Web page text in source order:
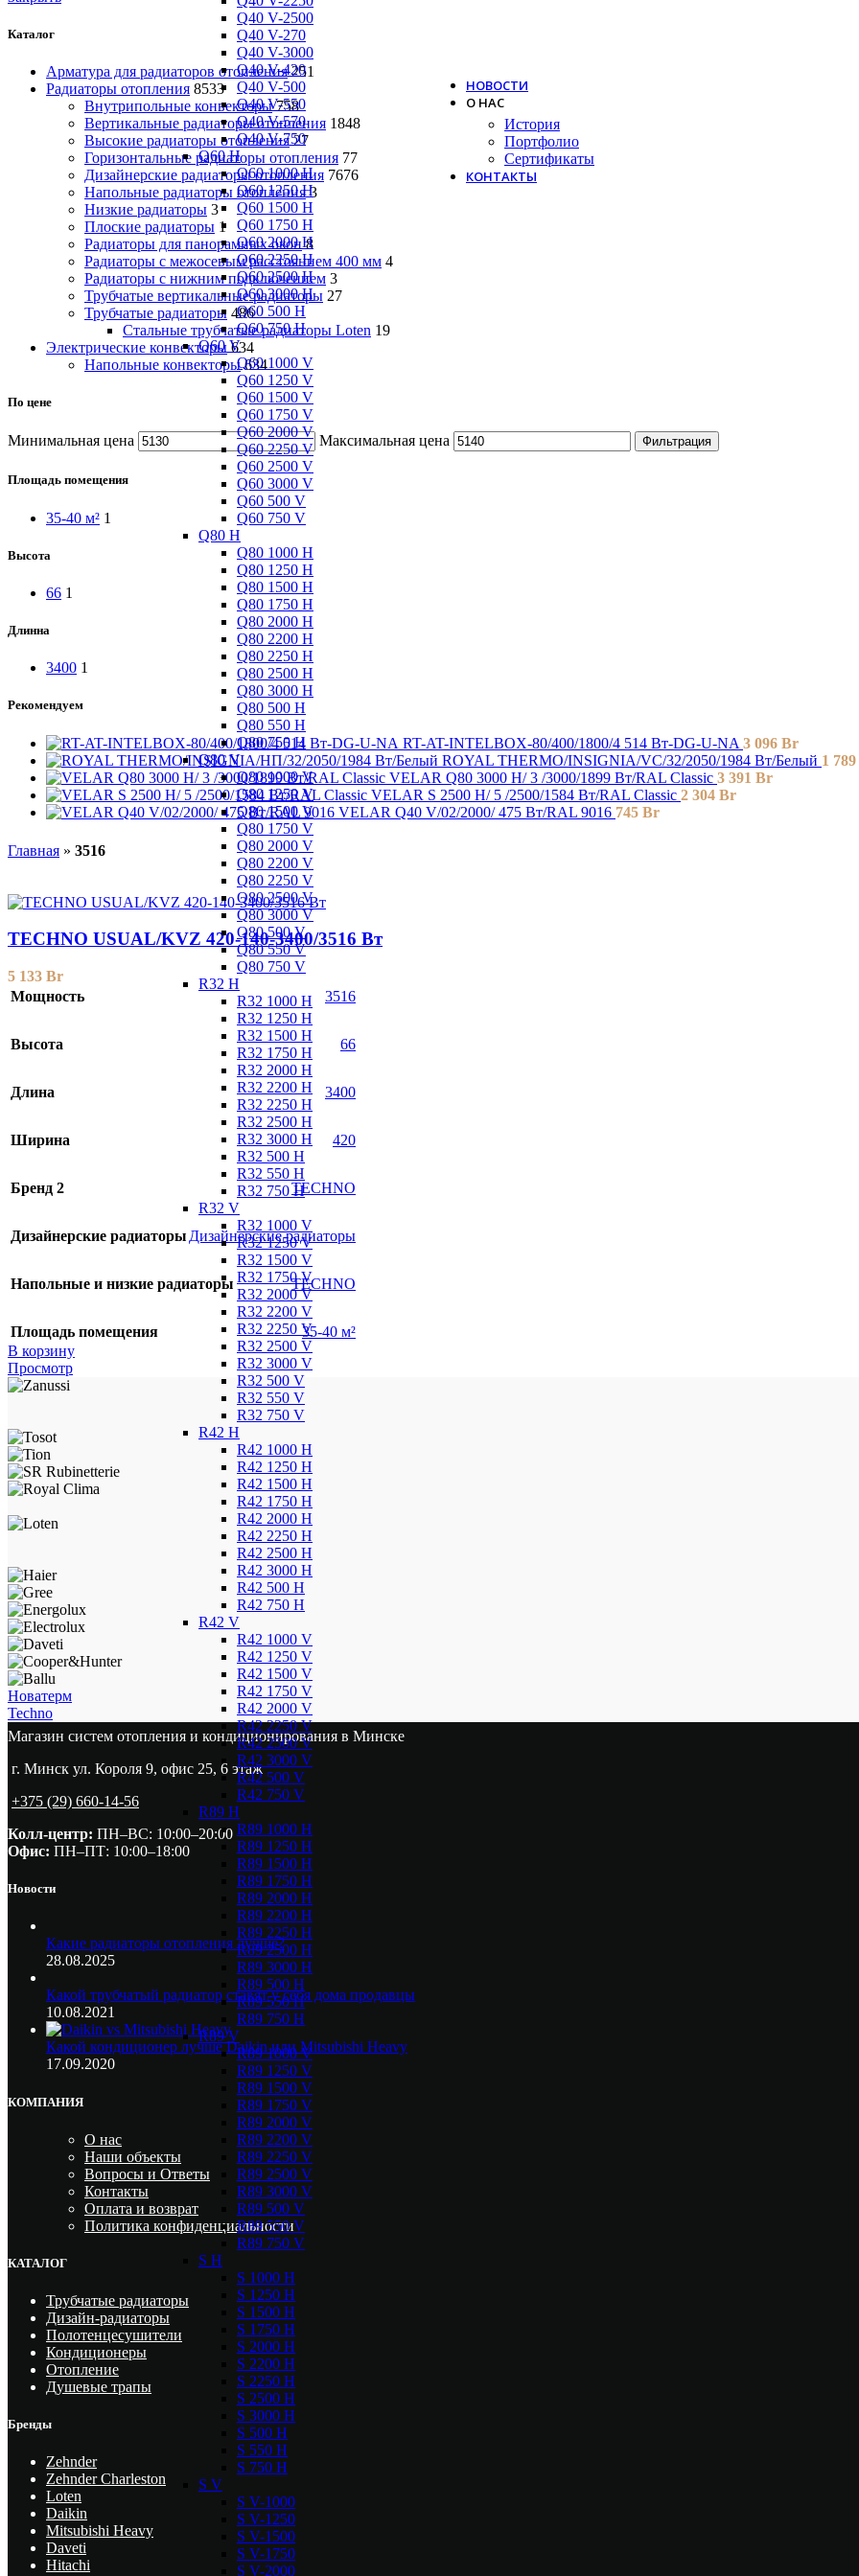
Q40 V-2500
Q40 V-270
Q40 V-3000
Q40 V-420
Q40 V-500
Q40 V-550
Q40 V-570
Q40 V-750
Q60 H
Q60 1000 H
Q60 1250 H
Q60 1500 H
Q60 1750 H
Q60 2000 H
Q60 2250 H
Q60 2500 H
Q60 3000 H
Q60 500 H
Q60 750 H
Q60 V
Q60 1000 V
Q60 1250 V
Q60 1500 V
Q60 1750 V
Q60 2000 V
Q60 2250 V
Q60 2500 V
Q60 3000 V
Q60 500 V
Q60 750 V
Q80 H
Q80 1000 H
Q80 1250 H
Q80 1500 H
Q80 1750 H
Q80 2000 H
Q80 2200 H
Q80 2250 H
Q80 2500 H
Q80 3000 H
Q80 500 H
Q80 550 H
Q80 750 H
Q80 V
Q80 1000 V
Q80 1250 V
Q80 1500 V
Q80 1750 V
Q80 2000 V
Q80 2200 V
Q80 2250 V
Q80 2500 V
Q80 3000 V
Q80 500 V
Q80 550 V
Q80 750 V
R32 H
R32 1000 H
R32 1250 H
R32 1500 H
R32 1750 H
R32 2000 H
R32 2200 H
R32 2250 H
R32 2500 H
R32 3000 H
R32 500 H
R32 550 H
R32 750 H
R32 V
R32 1000 V
R32 1250 V
R32 1500 V
R32 1750 V
R32 2000 V
R32 2200 V
R32 2250 V
R32 2500 V
R32 3000 V
R32 500 V
R32 550 V
R32 750 V
R42 H
R42 1000 H
R42 1250 H
R42 1500 H
R42 1750 H
R42 2000 H
R42 2250 H
R42 2500 H
R42 3000 H
R42 500 H
R42 750 H
R42 V
R42 1000 V
R42 1250 V
R42 1500 V
R42 1750 V
R42 2000 V
R42 2250 V
R42 2500 V
R42 3000 V
R42 500 V
R42 750 V
R89 H
R89 1000 H
R89 1250 H
R89 1500 H
R89 1750 H
R89 2000 H
R89 2200 H
R89 2250 H
R89 2500 H
R89 3000 H
R89 500 H
R89 550 H
R89 750 H
R89 V
R89 1000 V
R89 1250 V
R89 1500 V
R89 1750 V
R89 2000 V
R89 2200 V
R89 2250 V
R89 2500 V
R89 3000 V
R89 500 V
R89 550 V
R89 750 V
S H
S 1000 H
S 1250 H
S 1500 H
S 1750 H
S 2000 H
S 2200 H
S 2250 H
S 2500 H
S 3000 H
S 500 H
S 550 H
S 750 H
S V
S V-1000
S V-1250
S V-1500
S V-1750
S V-2000
НОВОСТИ
О НАС
История
Портфолио
Сертификаты
КОНТАКТЫ
Каталог
Арматура для радиаторов отопления 251
Радиаторы отопления 8533
Внутрипольные конвекторы 758
Вертикальные радиаторы отопления 1848
Высокие радиаторы отопления 27
Горизонтальные радиаторы отопления 77
Дизайнерские радиаторы отопления 7676
Напольные радиаторы отопления 3
Низкие радиаторы 3
Плоские радиаторы 1
Радиаторы для панорамных окон 8
Радиаторы с межосевым расстоянием 400 мм 4
Радиаторы с нижним подключением 3
Трубчатые вертикальные радиаторы 27
Трубчатые радиаторы 486
Cтальные трубчатые радиаторы Loten 19
Электрические конвекторы 634
Напольные конвекторы 634
По цене
Минимальная цена Максимальная цена Фильтрация
Площадь помещения
35-40 м² 1
Высота
66 1
Длинна
3400 1
Рекомендуем
RT-AT-INTELBOX-80/400/1800/4 514 Вт-DG-U-NA 3 096 Br
ROYAL THERMO/INSIGNIA/VC/32/2050/1984 Вт/Белый 1 789
VELAR Q80 3000 H/ 3 /3000/1899 Вт/RAL Classic 3 391 Br
VELAR S 2500 H/ 5 /2500/1584 Вт/RAL Classic 2 304 Br
VELAR Q40 V/02/2000/ 475 Bт/RAL 9016 745 Br
Главная » 3516
TECHNO USUAL/KVZ 420-140-3400/3516 Вт
5 133 Br
Мощность
3516
Высота 66
Длина 3400
Ширина 420
Бренд 2 TECHNO
Дизайнерские радиаторы Дизайнерские радиаторы
Напольные и низкие радиаторы TECHNO
Площадь помещения
35-40 м²
В корзину
Просмотр
Новатерм
Techno
Магазин систем отопления и кондиционирования в Минске
г. Минск ул. Короля 9, офис 25, 6 этаж
+375 (29) 660-14-56
Колл-центр: ПН–ВС: 10:00–20:00​
Офис: ПН–ПТ: 10:00–18:00
Новости
Какие радиаторы отопления лучше?
28.08.2025
Какой трубчатый радиатор ставят у себя дома продавцы
10.08.2021
Какой кондиционер лучше Daikin или Mitsubishi Heavy
17.09.2020
КОМПАНИЯ
О нас
Наши объекты
Вопросы и Ответы
Контакты
Оплата и возврат
Политика конфиденциальности
КАТАЛОГ
Трубчатые радиаторы
Дизайн-радиаторы
Полотенцесушители
Кондиционеры
Отопление
Душевые трапы
Бренды
Zehnder
Zehnder Charleston
Loten
Daikin
Mitsubishi Heavy
Daveti
Hitachi